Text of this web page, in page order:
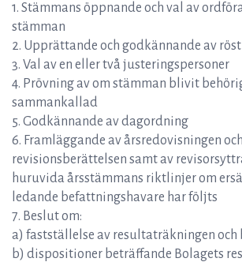
1. Stämmans öppnande och val av
stämman
2. Upprättande och godkännande av
3. Val av en eller två justeringspersoner
4. Prövning av om stämman blivit
sammankallad
5. Godkännande av dagordning
6. Framläggande av årsredovisningen och
revisionsberättelsen samt av
huruvida årsstämmans riktlinjer om
ledande befattningshavare har följts
7. Beslut om:
a) fastställelse av resultaträkningen och
b) dispositioner beträffande Bolagets